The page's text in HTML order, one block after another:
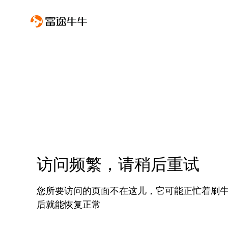
访问频繁，请稍后重试
您所要访问的页面不在这儿，它可能正忙着刷
后就能恢复正常